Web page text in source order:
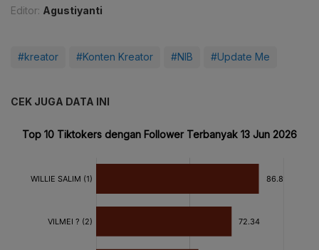
Editor: Agustiyanti
#kreator #Konten Kreator #NIB #Update Me
CEK JUGA DATA INI